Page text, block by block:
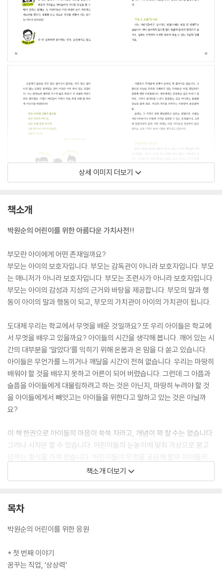
상세 이미지 더보기
책소개
박원순의 어린이를 위한 아름다운 가치사전!!
부모란 아이에게 어떤 존재일까요?
부모는 아이의 보호자입니다. 부모는 감독관이 아니라 보호자입니다. 부모
는 매니저가 아니라 보호자입니다. 부모는 조련사가 아니라 보호자입니다.
부모는 아이의 감성과 지성의 근거와 바탕을 제공합니다. 부모의 말과 행
동이 아이의 말과 행동이 되고, 부모의 가치관이 아이의 가치관이 됩니다.
도대체 우리는 학교에서 무엇을 배운 것일까요? 또 우리 아이들은 학교에
서 무엇을 배우고 있을까요? 아이들의 시간을 생각해 봅니다. 깨어 있는 시
간의 대부분을 ‘알았다’를 익히기 위해 온몸과 온 맘을 다 쏟고 있습니다.
아이들은 무언가를 느끼거나 깨달을 시간이 전혀 없습니다. 우리는 마땅히
배워야 할 것을 배우지 못하고 어른이 되어 버렸습니다. 그런데 그 아픔과
슬픔을 아이들에게 대물림하려고 하는 것은 아닌지, 마땅히 누려야 할 것
을 아이들에게서 빼앗고는 아이들을 위한다고 말하고 있는 것은 아닐까
요?
이 책 한권으로 아이들의 마음이 쑥쑥 자라고, 개념이 꽉 찰 수는 없습니다.
그러나 시작은 할 수 있습니다. 어린이들의 눈높이에 맞춰 가상으로 묻고
답하는 형식을 가져 왔습니다. 어린이들이 무엇을 궁금해 할까 아이들의
시선과 감성을 가지려고 했습니다. 아이처럼 생각한다는 것은 아무 말이나
해보라는 뜻이 아니라, 기본형에 대한 질문입니다. 아이들의 심성이란 있
원형질에 대한 소망입니다.
책소개 더보기
목차
박원순의 어린이를 위한 응원
* 첫 번째 이야기
꿈꾸는 직업, ‘상상력’